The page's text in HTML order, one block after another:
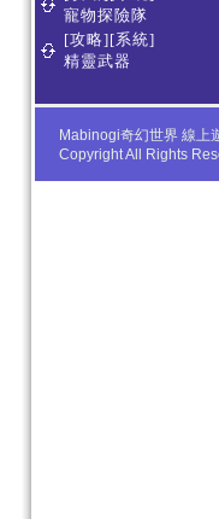
寵物探險隊
[攻略][系統]
精靈武器
Mabinogi奇幻世界 線上
Copyright All Rights